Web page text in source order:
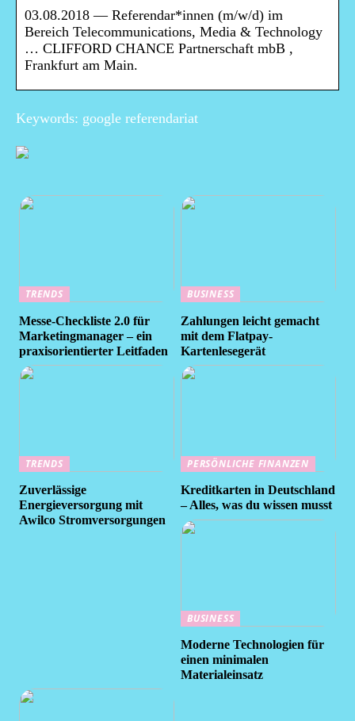
03.08.2018 — Referendar*innen (m/w/d) im
Bereich Telecommunications, Media & Technology
… CLIFFORD CHANCE Partnerschaft mbB ,
Frankfurt am Main.
Keywords: google referendariat
TRENDS
Messe-Checkliste 2.0 für
Marketingmanager – ein
praxisorientierter Leitfaden
BUSINESS
Zahlungen leicht gemacht
mit dem Flatpay-
Kartenlesegerät
TRENDS
Zuverlässige
Energieversorgung mit
Awilco Stromversorgungen
PERSÖNLICHE FINANZEN
Kreditkarten in Deutschland
– Alles, was du wissen musst
BUSINESS
Moderne Technologien für
einen minimalen
Materialeinsatz